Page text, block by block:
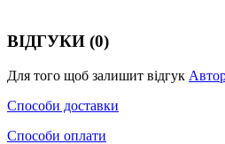
ВІДГУКИ (0)
Для того щоб залишит відгук
Способи доставки
Способи оплати